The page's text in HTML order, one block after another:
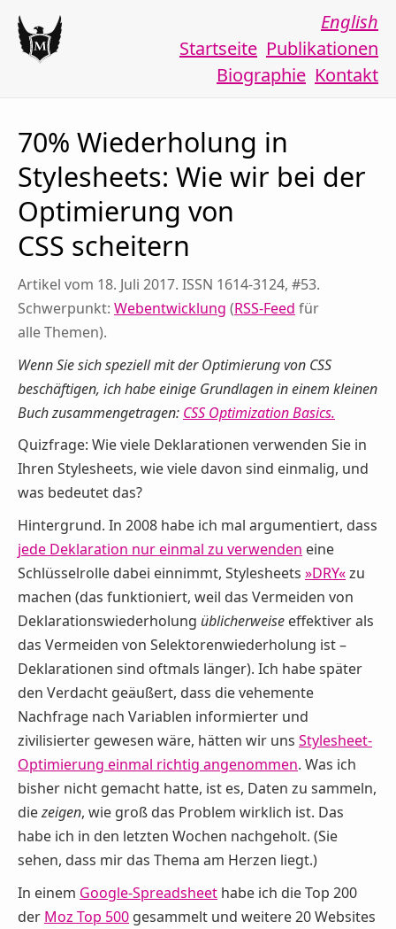
Startseite Publikationen
Biographie Kontakt
English
70% Wiederholung in
Stylesheets: Wie wir bei der
Optimierung von
CSS scheitern
Artikel vom 18. Juli 2017. ISSN 1614-3124, #53.
Schwerpunkt: Webentwicklung (RSS-Feed für
alle Themen).
Wenn Sie sich speziell mit der Optimierung von CSS
beschäftigen, ich habe einige Grundlagen in einem kleinen
Buch zusammengetragen: CSS Optimization Basics.
Quizfrage: Wie viele Deklarationen verwenden Sie in
Ihren Stylesheets, wie viele davon sind einmalig, und
was bedeutet das?
Hintergrund. In 2008 habe ich mal argumentiert, dass
jede Deklaration nur einmal zu verwenden eine
Schlüsselrolle dabei einnimmt, Stylesheets »DRY«zu
machen (das funktioniert, weil das Vermeiden von
Deklarationswiederholung üblicherweise effektiver als
das Vermeiden von Selektorenwiederholung ist –
Deklarationen sind oftmals länger). Ich habe später
den Verdacht geäußert, dass die vehemente
Nachfrage nach Variablen informierter und
zivilisierter gewesen wäre, hätten wir uns Stylesheet-
Optimierung einmal richtig angenommen. Was ich
bisher nicht gemacht hatte, ist es, Daten zu sammeln,
diezeigen, wie groß das Problem wirklich ist. Das
habe ich in den letzten Wochen nachgeholt. (Sie
sehen, dass mir das Thema am Herzen liegt.)
In einem Google-Spreadsheet habe ich die Top 200
der Moz Top 500 gesammelt und weitere 20 Websites